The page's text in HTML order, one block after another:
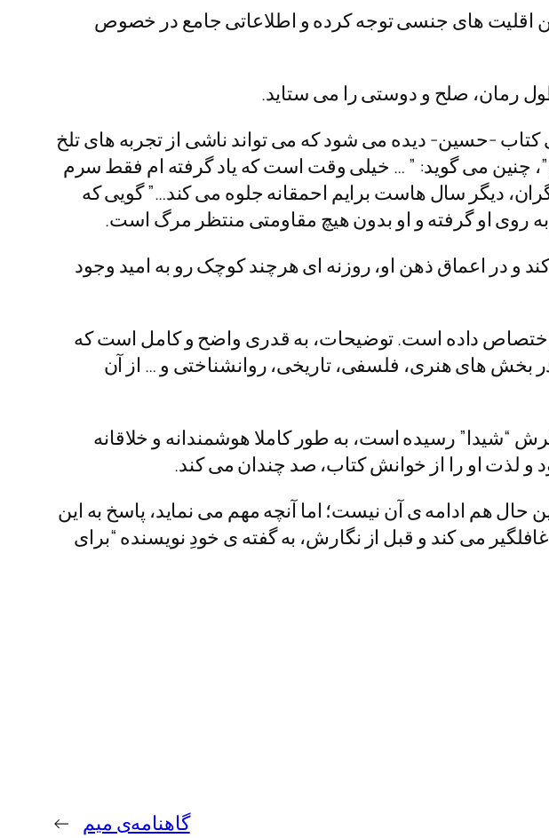
اقلیت های جنسی توجه کرده و اطلاعاتی جامع در خصوص
طول رمان، صلح و دوستی را می ستاید.
-حسین- دیده می شود که می تواند ناشی از تجربه های تلخ
چنین می گوید: ” … خیلی وقت است که یاد گرفته ام فقط سرم
دیگر سال هاست برایم احمقانه جلوه می کند…” گویی که
روی او گرفته و او بدون هیچ مقاومتی منتظر مرگ است.
و در اعماق ذهن او، روزنه ای هرچند کوچک رو به امید وجود
های آن است که بیش از ۱۵۰ صفحه را به خود اختصاص داده است. توضیحات، به قدری واضح و کامل است که
بخش های هنری، فلسفی، تاریخی، روانشناختی و … از آن
“شیدا” رسیده است، به طور کاملا هوشمندانه و خلاقانه
لذت او را از خوانش کتاب، صد چندان می کند.
هم ادامه ی آن نیست؛ اما آنچه مهم می نماید، پاسخ به این
می کند و قبل از نگارش، به گفته ی خودِ نویسنده “برای
گاهنامه‌ی میم →